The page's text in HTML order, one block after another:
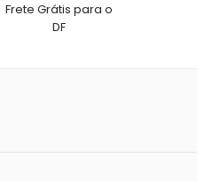
Frete Grátis para o
DF